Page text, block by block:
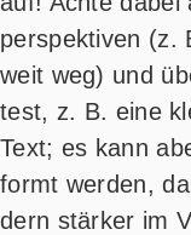
per­spek­ti­ven (z.
weit weg) und
test, z. B. eine
Text; es kann
formt wer­den,
dern stär­ker im